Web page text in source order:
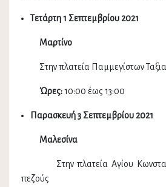
Τετάρτη 1 Σεπτεμβρίου2021
Μαρτίνο
Στην πλατεία Παμμεγίστων
Ώρες:10:00 έως 13:00
Παρασκευή 3 Σεπτεμβρίου2021
Μαλεσίνα
Στην πλατεία Αγίου
πεζούς